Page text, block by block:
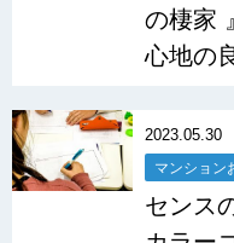
の棲家
心地の
2023.05.30
マンション
センス